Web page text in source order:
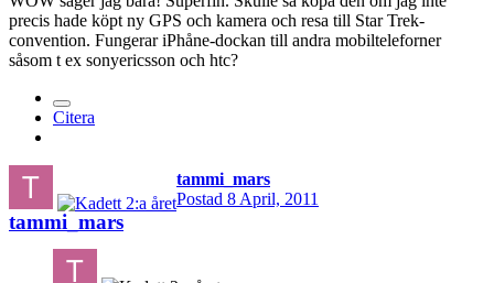
precis hade köpt ny GPS och kamera och resa till Star Trek-
convention. Fungerar iPhåne-dockan till andra mobilteleforner
såsom t ex sonyericsson och htc?
Citera
tammi_mars
Postad 8 April, 2011
tammi_mars